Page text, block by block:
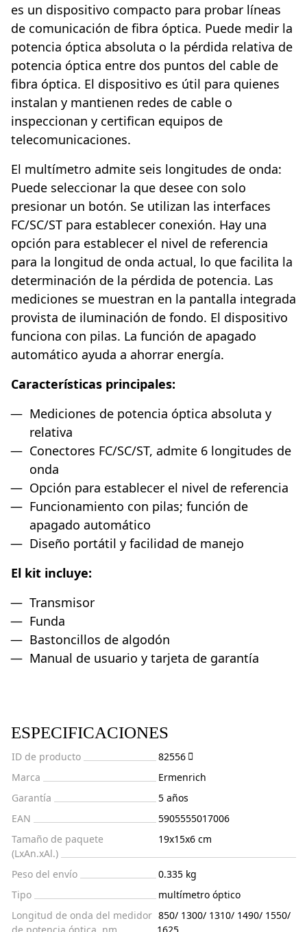
es un dispositivo compacto para probar líneas
de comunicación de fibra óptica. Puede medir la
potencia óptica absoluta o la pérdida relativa de
potencia óptica entre dos puntos del cable de
fibra óptica. El dispositivo es útil para quienes
instalan y mantienen redes de cable o
inspeccionan y certifican equipos de
telecomunicaciones.
El multímetro admite seis longitudes de onda:
Puede seleccionar la que desee con solo
presionar un botón. Se utilizan las interfaces
FC/SC/ST para establecer conexión. Hay una
opción para establecer el nivel de referencia
para la longitud de onda actual, lo que facilita la
determinación de la pérdida de potencia. Las
mediciones se muestran en la pantalla integrada
provista de iluminación de fondo. El dispositivo
funciona con pilas. La función de apagado
automático ayuda a ahorrar energía.
Características principales:
Mediciones de potencia óptica absoluta y
relativa
Conectores FC/SC/ST, admite 6 longitudes de
onda
Opción para establecer el nivel de referencia
Funcionamiento con pilas; función de
apagado automático
Diseño portátil y facilidad de manejo
El kit incluye:
Transmisor
Funda
Bastoncillos de algodón
Manual de usuario y tarjeta de garantía
ESPECIFICACIONES
ID de producto
82556
Marca
Ermenrich
Garantía
5 años
EAN
5905555017006
Tamaño de paquete
(LxAn.xAl.)
19x15x6 cm
Peso del envío
0.335 kg
Tipo
multímetro óptico
Longitud de onda del medidor 850/ 1300/ 1310/ 1490/ 1550/